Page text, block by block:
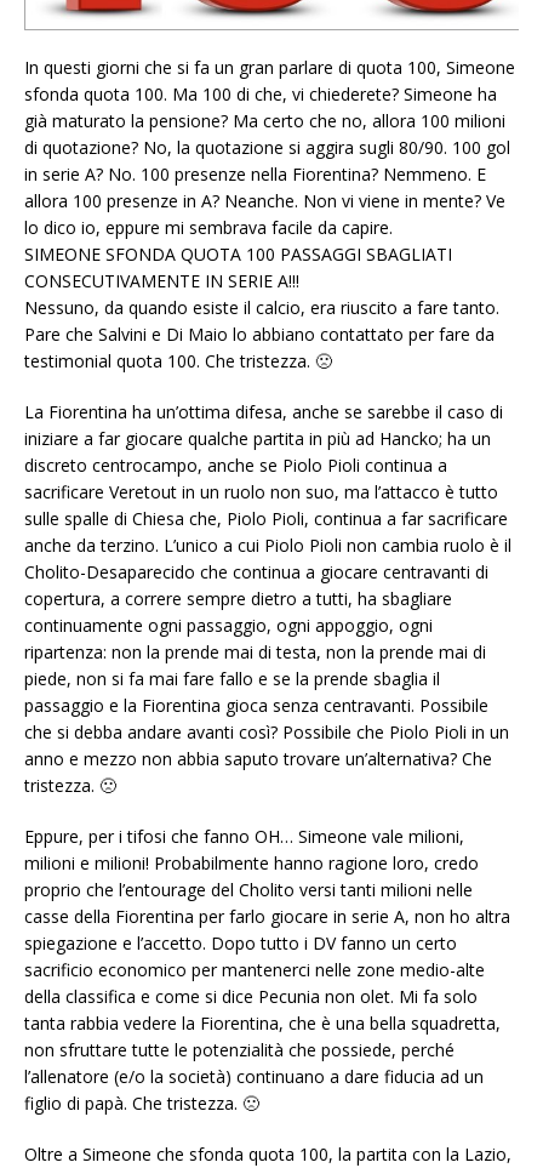
In questi giorni che si fa un gran parlare di quota 100, Simeone
sfonda quota 100. Ma 100 di che, vi chiederete? Simeone ha
già maturato la pensione? Ma certo che no, allora 100 milioni
di quotazione? No, la quotazione si aggira sugli 80/90. 100 gol
in serie A? No. 100 presenze nella Fiorentina? Nemmeno. E
allora 100 presenze in A? Neanche. Non vi viene in mente? Ve
lo dico io, eppure mi sembrava facile da capire.
SIMEONE SFONDA QUOTA 100 PASSAGGI SBAGLIATI
CONSECUTIVAMENTE IN SERIE A!!!
Nessuno, da quando esiste il calcio, era riuscito a fare tanto.
Pare che Salvini e Di Maio lo abbiano contattato per fare da
testimonial quota 100. Che tristezza. 🙁
La Fiorentina ha un’ottima difesa, anche se sarebbe il caso di
iniziare a far giocare qualche partita in più ad Hancko; ha un
discreto centrocampo, anche se Piolo Pioli continua a
sacrificare Veretout in un ruolo non suo, ma l’attacco è tutto
sulle spalle di Chiesa che, Piolo Pioli, continua a far sacrificare
anche da terzino. L’unico a cui Piolo Pioli non cambia ruolo è il
Cholito-Desaparecido che continua a giocare centravanti di
copertura, a correre sempre dietro a tutti, ha sbagliare
continuamente ogni passaggio, ogni appoggio, ogni
ripartenza: non la prende mai di testa, non la prende mai di
piede, non si fa mai fare fallo e se la prende sbaglia il
passaggio e la Fiorentina gioca senza centravanti. Possibile
che si debba andare avanti così? Possibile che Piolo Pioli in un
anno e mezzo non abbia saputo trovare un’alternativa? Che
tristezza. 🙁
Eppure, per i tifosi che fanno OH… Simeone vale milioni,
milioni e milioni! Probabilmente hanno ragione loro, credo
proprio che l’entourage del Cholito versi tanti milioni nelle
casse della Fiorentina per farlo giocare in serie A, non ho altra
spiegazione e l’accetto. Dopo tutto i DV fanno un certo
sacrificio economico per mantenerci nelle zone medio-alte
della classifica e come si dice Pecunia non olet. Mi fa solo
tanta rabbia vedere la Fiorentina, che è una bella squadretta,
non sfruttare tutte le potenzialità che possiede, perché
l’allenatore (e/o la società) continuano a dare fiducia ad un
figlio di papà. Che tristezza. 🙁
Oltre a Simeone che sfonda quota 100, la partita con la Lazio,